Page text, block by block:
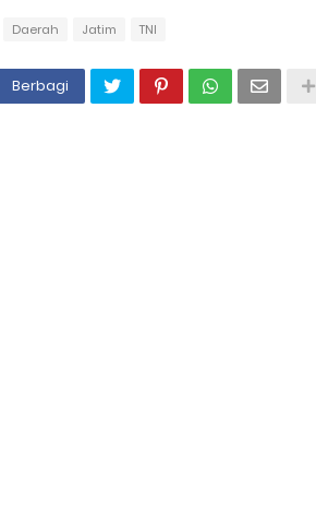
Daerah Jatim TNI
Berbagi